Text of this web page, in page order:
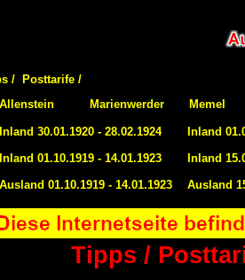
/
Posttarife /
Allenstein
Marienwerder Memel
Inland 30.01.1920 - 28.02.1924 Inland
Inland 01.10.1919 - 14.01.1923 Inland
Ausland 01.10.1919 - 14.01.1923
Ausland
Tipps /